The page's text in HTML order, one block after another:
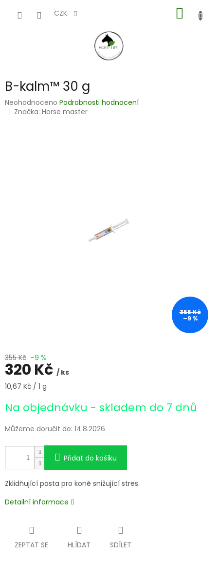
CZK
KOŠÍK
B-kalm™ 30 g
Průměrné
hodnocení
Neohodnoceno Podrobnosti hodnocení
Značka:Horse master
355 Kč
–9 %
355 Kč –9 %
320 Kč / ks
Měrná
10,67 Kč / 1 g
Na objednávku - skladem do 7 dnů
Můžeme doručit do: 14.8.2026
Přidat do košíku
Zklidňující pasta pro koně snižující stres.
Detailní informace
ZEPTAT SE HLÍDAT SDÍLET